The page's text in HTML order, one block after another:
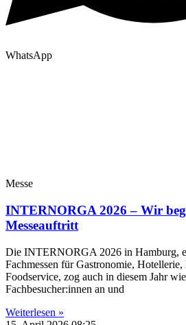
WhatsApp
Messe
INTERNORGA 2026 – Wir
Messeauftritt
Die INTERNORGA 2026 in Hamburg,
Fachmessen für Gastronomie, Hotellerie,
Foodservice, zog auch in diesem Jahr
Fachbesucher:innen an und
Weiterlesen »